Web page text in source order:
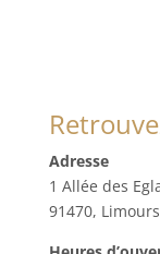
Adresse
1 Allée des
91470, Limours